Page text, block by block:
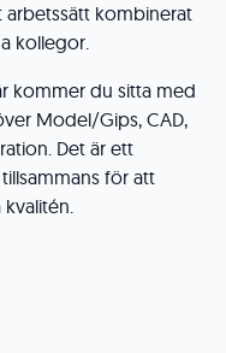
kombinerat
kollegor.
kommer du sitta med
Model/Gips, CAD,
Det är ett
för att